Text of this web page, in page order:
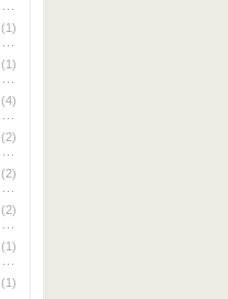
(1)
(1)
(4)
(2)
(2)
(2)
(1)
(1)